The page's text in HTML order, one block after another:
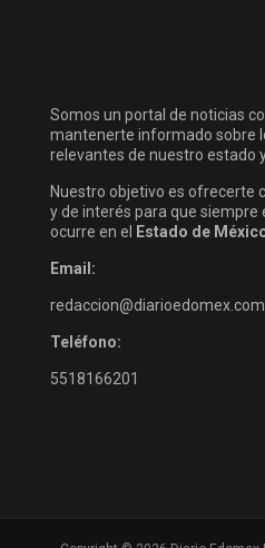
Somos un portal de noticias
mantenerte informado sobre
relevantes de nuestro estado
Nuestro objetivo es ofrecerte
y de interés para que siempre
ocurre en el
Estado de
Email:
Teléfono:
5518166201